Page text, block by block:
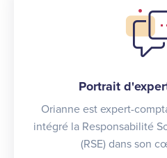
Portrait
Orianne est expert-
intégré la Responsabilité
(RSE) dans son